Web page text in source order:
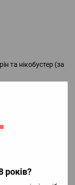
років?
та нікобустер (за
мг, без нікотину;
(2.5%);